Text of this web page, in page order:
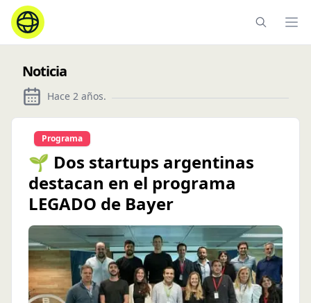
Noticia
Hace 2 años.
Programa
🌱 Dos startups argentinas
destacan en el programa
LEGADO de Bayer